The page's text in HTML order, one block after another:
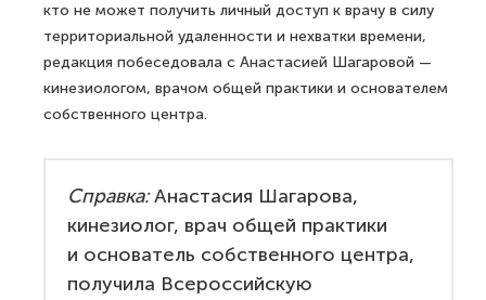
кто не может получить личный доступ к врачу в силу
территориальной удаленности и нехватки времени,
редакция побеседовала с Анастасией Шагаровой —
кинезиологом, врачом общей практики и основателем
собственного центра.
Справка:Анастасия Шагарова,
кинезиолог, врач общей практики
и основатель собственного центра,
получила Всероссийскую